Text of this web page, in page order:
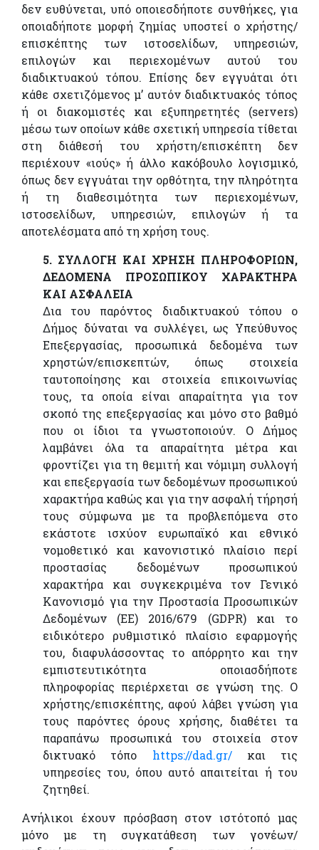
δεν ευθύνεται, υπό οποιεσδήποτε συνθήκες, για
οποιαδήποτε μορφή ζημίας υποστεί ο χρήστης/
επισκέπτης των ιστοσελίδων, υπηρεσιών,
επιλογών και περιεχομένων αυτού του
διαδικτυακού τόπου. Επίσης δεν εγγυάται ότι
κάθε σχετιζόμενος μ’ αυτόν διαδικτυακός τόπος
ή οι διακομιστές και εξυπηρετητές (servers)
μέσω των οποίων κάθε σχετική υπηρεσία τίθεται
στη διάθεσή του χρήστη/επισκέπτη δεν
περιέχουν «ιούς» ή άλλο κακόβουλο λογισμικό,
όπως δεν εγγυάται την ορθότητα, την πληρότητα
ή τη διαθεσιμότητα των περιεχομένων,
ιστοσελίδων, υπηρεσιών, επιλογών ή τα
αποτελέσματα από τη χρήση τους.
5. ΣΥΛΛΟΓΗ ΚΑΙ ΧΡΗΣΗ ΠΛΗΡΟΦΟΡΙΩΝ,
ΔΕΔΟΜΕΝΑ ΠΡΟΣΩΠΙΚΟΥ ΧΑΡΑΚΤΗΡΑ
ΚΑΙ ΑΣΦΑΛΕΙΑ
Δια του παρόντος διαδικτυακού τόπου ο
Δήμος δύναται να συλλέγει, ως Υπεύθυνος
Επεξεργασίας, προσωπικά δεδομένα των
χρηστών/επισκεπτών, όπως στοιχεία
ταυτοποίησης και στοιχεία επικοινωνίας
τους, τα οποία είναι απαραίτητα για τον
σκοπό της επεξεργασίας και μόνο στο βαθμό
που οι ίδιοι τα γνωστοποιούν. Ο Δήμος
λαμβάνει όλα τα απαραίτητα μέτρα και
φροντίζει για τη θεμιτή και νόμιμη συλλογή
και επεξεργασία των δεδομένων προσωπικού
χαρακτήρα καθώς και για την ασφαλή τήρησή
τους σύμφωνα με τα προβλεπόμενα στο
εκάστοτε ισχύον ευρωπαϊκό και εθνικό
νομοθετικό και κανονιστικό πλαίσιο περί
προστασίας δεδομένων προσωπικού
χαρακτήρα και συγκεκριμένα τον Γενικό
Κανονισμό για την Προστασία Προσωπικών
Δεδομένων (ΕΕ) 2016/679 (GDPR) και το
ειδικότερο ρυθμιστικό πλαίσιο εφαρμογής
του, διαφυλάσσοντας το απόρρητο και την
εμπιστευτικότητα οποιασδήποτε
πληροφορίας περιέρχεται σε γνώση της. Ο
χρήστης/επισκέπτης, αφού λάβει γνώση για
τους παρόντες όρους χρήσης, διαθέτει τα
παραπάνω προσωπικά του στοιχεία στον
δικτυακό τόπο https://dad.gr/και τις
υπηρεσίες του, όπου αυτό απαιτείται ή του
ζητηθεί.
Ανήλικοι έχουν πρόσβαση στον ιστότοπό μας
μόνο με τη συγκατάθεση των γονέων/